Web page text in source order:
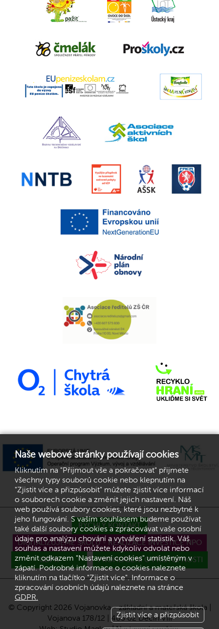
RYCHLÝ KONTAKT
DIGITALIZUJEME ŠKOLU - REALIZACE INVESTICE NPO
GDPR PROHLÁŠENÍ O PŘÍSTUPNOSTI
© Copyright 2026 Vojanovka - základní a mateřská škola |
Vojanova 178/12 | 405 02 Děčín VIII
Naše webové stránky používají cookies
Kliknutím na "Přijmout vše a pokračovat" přijmete
všechny typy souborů cookie nebo klepnutím na
"Zjistit více a přizpůsobit" můžete zjistit více informací
o souborech cookie a změnit jejich nastavení. Náš
web používá soubory cookies, které jsou nezbytné k
jeho fungování. S vaším souhlasem budeme používat
také další soubory cookies a zpracovávat vaše osobní
údaje pro analýzu chování a vytváření statistik. Váš
souhlas a nastavení můžete kdykoliv odvolat nebo
změnit odkazem "Nastavení cookies" umístěným v
zápatí. Podrobné informace o cookies naleznete
kliknutím na tlačítko "Zjistit více". Informace o
zpracování osobních údajů naleznete na stránce
GDPR.
Zjistit více a přizpůsobit